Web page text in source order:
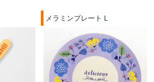
メラミンプレート L